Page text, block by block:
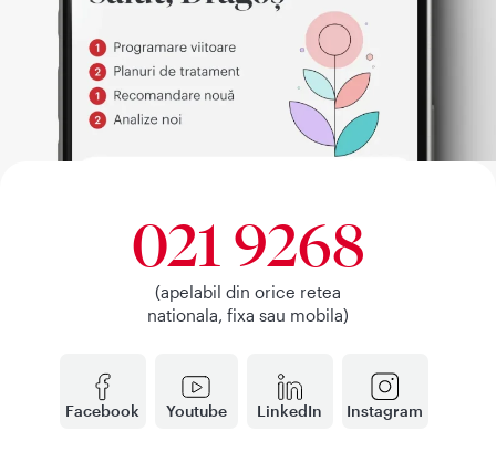
Facebook Youtube LinkedIn Instagram
021 9268
(apelabil din orice retea
nationala, fixa sau mobila)